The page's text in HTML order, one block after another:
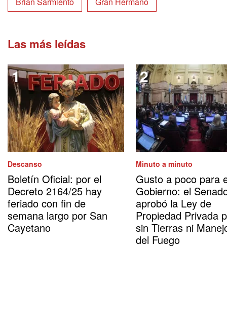
Las más leídas
Descanso
Boletín Oficial: por el
Decreto 2164/25 hay
feriado con fin de
semana largo por San
Cayetano
Minuto a minuto
Gusto a poco para
Gobierno: el
aprobó la Ley de
Propiedad Privada
sin Tierras ni
del Fuego